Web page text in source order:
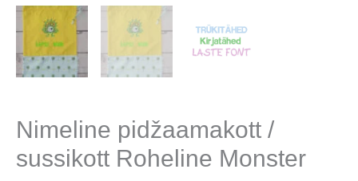
Nimeline pidžaamakott /
sussikott Roheline Monster